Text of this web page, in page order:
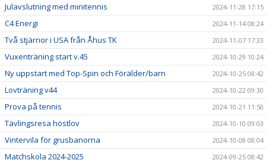
Julavslutning med minitennis 2024-11-28 17:15
C4 Energi 2024-11-14 08:24
Två stjärnor i USA från Åhus TK 2024-11-07 17:33
Vuxenträning start v.45 2024-10-29 10:24
Ny uppstart med Top-Spin och Förälder/barn 2024-10-25 08:42
Lovträning v44 2024-10-22 09:30
Prova på tennis 2024-10-21 11:50
Tävlingsresa höstlov 2024-10-10 09:03
Vintervila för grusbanorna 2024-10-08 08:04
Matchskola 2024-2025 2024-09-25 08:42